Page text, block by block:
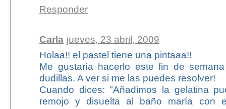
Responder
Carla jueves, 23 abril, 2009
Holaa!! el pastel tiene una pintaaa!!
Me gustaría hacerlo este fin de
dudillas. A ver si me las puedes resolver!
Cuando dices: "Añadimos la gelatina
remojo y disuelta al baño maría con